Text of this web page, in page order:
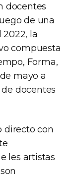
docentes
de una
la
compuesta
Forma,
mayo a
docentes
directo con
les artistas